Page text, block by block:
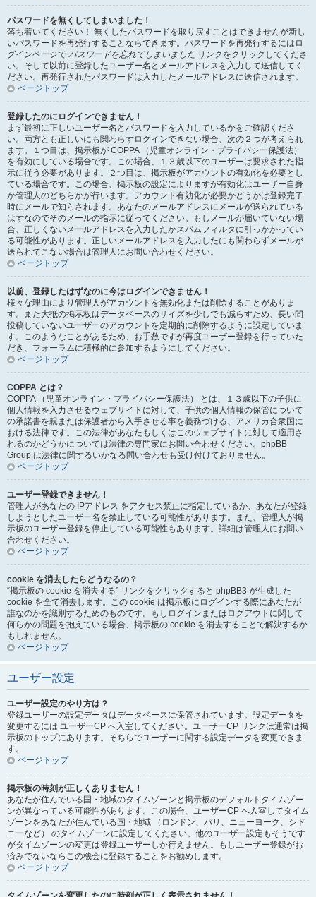
パスワードを無くしてしまいました！
落ち着いてください！ 無くしたパスワードを取り戻すことはできませんが新し
いパスワードを再発行することならできます。パスワードを再発行するにはロ
グインページで パスワードを忘れてしまいました リンクをクリックしてくださ
い。そして以前に登録したユーザー名とメールアドレスを入力して送信してく
ださい。再発行されたパスワードは入力したメールアドレスに送信されます。
ページトップ
登録したのにログインできません！
まず最初に正しいユーザー名とパスワードを入力しているかをご確認くださ
い。両方とも正しいにも関わらずログインできない場合、次の２つが考えられ
ます。１つ目は、掲示板が COPPA （児童オンライン・プライバシー保護法）
を有効にしている場合です。この場合、１３歳以下のユーザーは要求された指
示に従う必要があります。２つ目は、掲示板がアカウントの有効化を必要とし
ている場合です。この場合、掲示板の設定によりますが有効化はユーザー自身
か管理人のどちらかが行います。アカウント有効化が必要かどうかは登録完了
時にメールで知らされます。あなたのメールアドレスにメールが送られている
はずなのでそのメールの指示に従ってください。もしメールが届いていない場
合、正しくないメールアドレスを入力したかスパムフィルタに引っかかってい
る可能性があります。正しいメールアドレスを入力したにも関わらずメールが
送られてこない場合は管理人にお問い合わせください。
ページトップ
以前、登録したはずなのに今はログインできません！
様々な理由により管理人がアカウントを無効化または削除することがありま
す。また大抵の掲示板はデータベースのサイズを少しでも減らすため、長い間
投稿していないユーザーのアカウントを定期的に削除するように設定していま
す。このようなことがあるため、お手数ですが再度ユーザー登録を行っていた
だき、フォーラムに積極的に参加するようにしてください。
ページトップ
COPPA とは？
COPPA （児童オンライン・プライバシー保護法） とは、１３歳以下の子供に
個人情報を入力させるウェブサイトに対して、子供の個人情報の保管について
の承諾書を親または保護者から入手させる事を義務づける、アメリカ合衆国に
おける法律です。この法律があなたもしくはこのウェブサイトに対して適用さ
れるのかどうかについては法律の専門家にお問い合わせください。phpBB
Group は法律に関するいかなる問い合わせも受け付けておりません。
ページトップ
ユーザー登録できません！
管理人があなたの IPアドレス をアクセス禁止に指定しているか、あなたが登録
しようとしたユーザー名を禁止している可能性があります。また、管理人が掲
示板のユーザー登録を停止している可能性もあります。詳細は管理人にお問い
合わせください。
ページトップ
cookie を消去したらどうなるの？
“掲示板の cookie を消去する” リンクをクリックすると phpBB3 が生成した
cookie を全て消去します。この cookie は掲示板にログインする際にあなたが
誰なのかを識別するためのものです。もしログインまたはログアウトに関して
何らかの問題を抱えている場合、掲示板の cookie を消去することで解決するか
もしれません。
ページトップ
ユーザー設定
ユーザー設定のやり方は？
登録ユーザーの設定データはデータベースに保管されています。設定データを
変更するには ユーザーCP へ入室してください。ユーザーCP リンクは通常は掲
示板のトップにあります。そちらでユーザーに関する設定データを変更できま
す。
ページトップ
掲示板の時刻が正しくありません！
あなたが住んでいる国・地域のタイムゾーンと掲示板のデフォルトタイムゾー
ンが異なっている可能性があります。この場合、ユーザーCP へ入室してタイム
ゾーンをあなたが住んでいる国・地域 （ロンドン、パリ、ニューヨーク、シド
ニーなど） のタイムゾーンに設定してください。他のユーザー設定もそうです
がタイムゾーンの変更は登録ユーザーしか行えません。もしユーザー登録がお
済みでないならこの機会に登録することをお勧めします。
ページトップ